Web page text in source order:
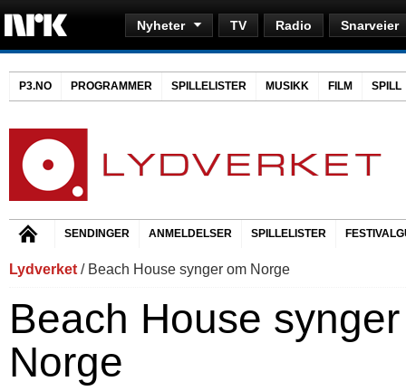
Nyheter TV Radio Snarveier
P3.NO PROGRAMMER SPILLELISTER MUSIKK FILM SPILL
SENDINGER ANMELDELSER SPILLELISTER
Lydverket / Beach House synger om Norge
Beach House
Norge